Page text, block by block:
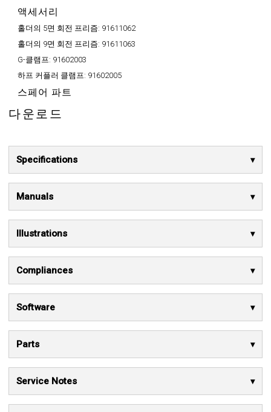
액세서리
홀더의 5면 회전 프리즘: 91611062
홀더의 9면 회전 프리즘: 91611063
G-클램프: 91602003
하프 커플러 클램프: 91602005
스페어 파트
다운로드
Specifications
Manuals
Illustrations
Compliances
Software
Parts
Service Notes